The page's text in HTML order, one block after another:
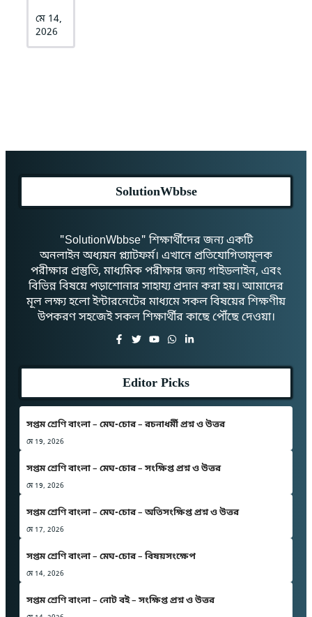
মে 14,
2026
SolutionWbbse
"SolutionWbbse" শিক্ষার্থীদের জন্য একটি
অনলাইন অধ্যয়ন প্ল্যাটফর্ম। এখানে প্রতিযোগিতামূলক
পরীক্ষার প্রস্তুতি, মাধ্যমিক পরীক্ষার জন্য গাইডলাইন, এবং
বিভিন্ন বিষয়ে পড়াশোনার সাহায্য প্রদান করা হয়। আমাদের
মূল লক্ষ্য হলো ইন্টারনেটের মাধ্যমে সকল বিষয়ের শিক্ষণীয়
উপকরণ সহজেই সকল শিক্ষার্থীর কাছে পৌঁছে দেওয়া।
Editor Picks
সপ্তম শ্রেণি বাংলা – মেঘ-চোর – রচনাধর্মী প্রশ্ন ও উত্তর
মে 19, 2026
সপ্তম শ্রেণি বাংলা – মেঘ-চোর – সংক্ষিপ্ত প্রশ্ন ও উত্তর
মে 19, 2026
সপ্তম শ্রেণি বাংলা – মেঘ-চোর – অতিসংক্ষিপ্ত প্রশ্ন ও উত্তর
মে 17, 2026
সপ্তম শ্রেণি বাংলা – মেঘ-চোর – বিষয়সংক্ষেপ
মে 14, 2026
সপ্তম শ্রেণি বাংলা – নোট বই – সংক্ষিপ্ত প্রশ্ন ও উত্তর